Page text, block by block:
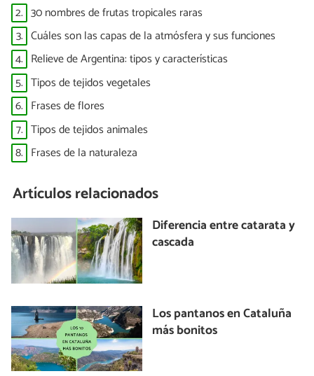
2. 30 nombres de frutas tropicales raras
3. Cuáles son las capas de la atmósfera y sus funciones
4. Relieve de Argentina: tipos y características
5. Tipos de tejidos vegetales
6. Frases de flores
7. Tipos de tejidos animales
8. Frases de la naturaleza
Artículos relacionados
Diferencia entre catarata y
cascada
Los pantanos en Cataluña
más bonitos